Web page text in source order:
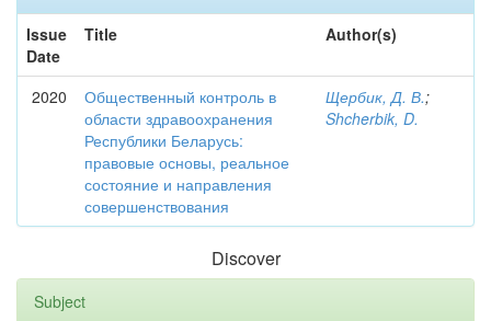
Issue
Date
Title Author(s)
2020
Общественный контроль в
области здравоохранения
Республики Беларусь:
правовые основы, реальное
состояние и направления
совершенствования
Щербик, Д. В.;
Shcherbik, D.
Discover
Subject